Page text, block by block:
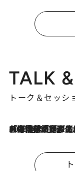
TALK
トーク＆セッシ
2026.8.3
「今後値上げがあるとすれば…」「リスクがあるのは今年の冬」エネルギー専門家が語る、ホルムズ海峡封鎖が家庭にもたらす“ある心配”